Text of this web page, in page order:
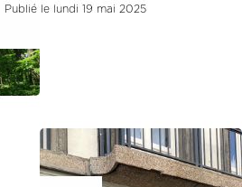
Publié le lundi 19 mai 2025